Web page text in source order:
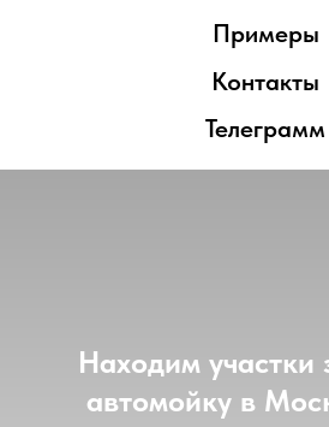
Примеры
Контакты
Телеграмм
Находим участки
автомойку в